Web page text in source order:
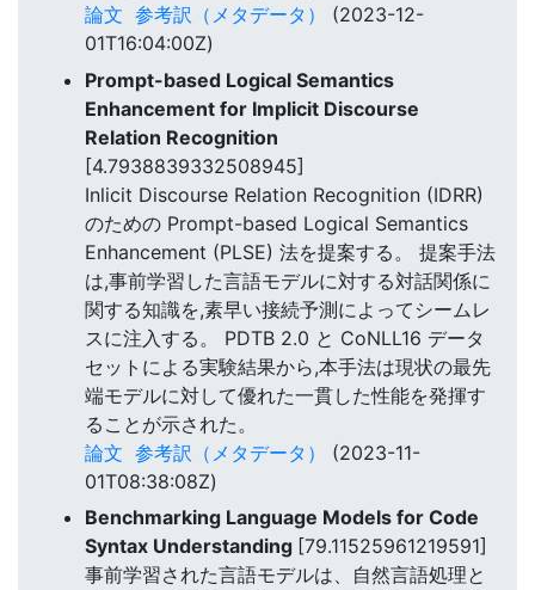
論文 参考訳（メタデータ）
(2023-12-
01T16:04:00Z)
Prompt-based Logical Semantics
Enhancement for Implicit Discourse
Relation Recognition
[4.7938839332508945]
Inlicit Discourse Relation Recognition (IDRR)
のための Prompt-based Logical Semantics
Enhancement (PLSE) 法を提案する。 提案手法
は,事前学習した言語モデルに対する対話関係に
関する知識を,素早い接続予測によってシームレ
スに注入する。 PDTB 2.0 と CoNLL16 データ
セットによる実験結果から,本手法は現状の最先
端モデルに対して優れた一貫した性能を発揮す
ることが示された。
論文 参考訳（メタデータ）
(2023-11-
01T08:38:08Z)
Benchmarking Language Models for Code
Syntax Understanding [79.11525961219591]
事前学習された言語モデルは、自然言語処理と